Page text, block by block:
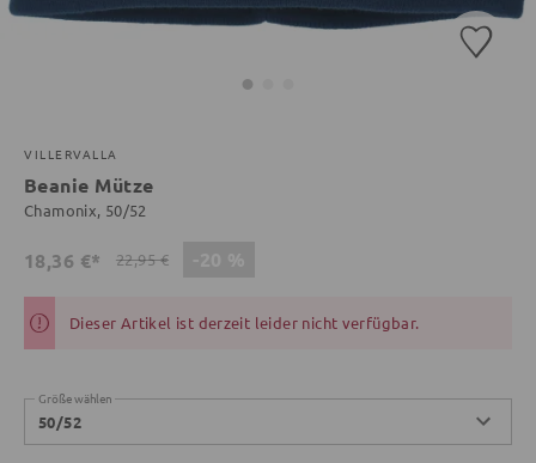
VILLERVALLA
Beanie Mütze
Chamonix, 50/52
18,36 €* 22,95 €
Dieser Artikel ist derzeit leider nicht verfügbar.
Größe wählen
50/52